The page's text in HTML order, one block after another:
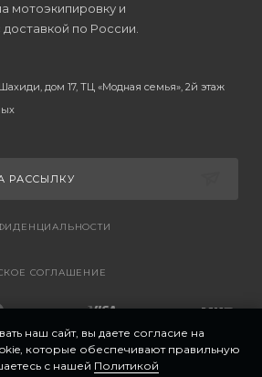
мотоэкипировку и
по России.
Шахиди, дом 17, ТЦ «Модная семья», 2й этаж
РАССЫЛКУ
СОГЛАШЕНИЕ
наш сайт, вы даете согласие на
которые обеспечивают правильную
с нашей Политикой